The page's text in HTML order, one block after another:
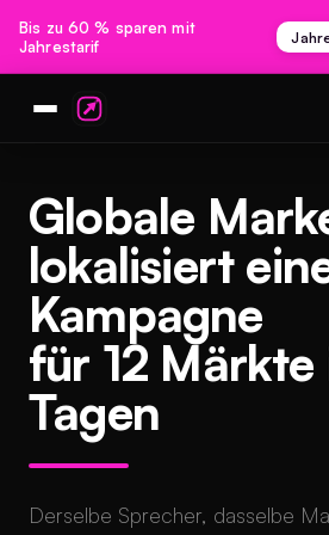
Bis zu 60 % sparen mit
Jahrestarif
Globale
lokalisiert
Kampagne
für 12 Märkte
Tagen
Derselbe Sprecher, dasselbe